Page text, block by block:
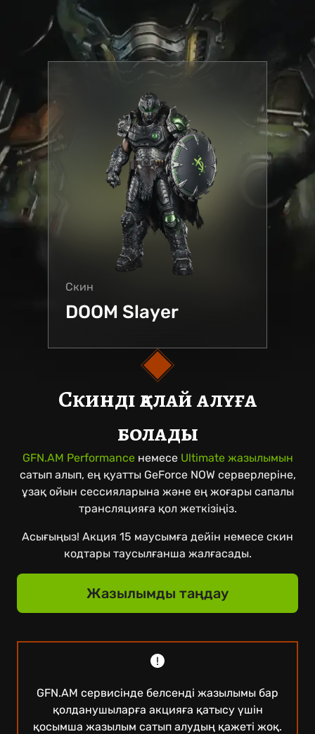
Скин
DOOM Slayer
Скинді қалай алуға
болады
GFN.AM Performanceнемесе Ultimate жазылымын
сатып алып, ең қуатты GeForce NOW серверлеріне,
ұзақ ойын сессияларына және ең жоғары сапалы
трансляцияға қол жеткізіңіз.
Асығыңыз! Акция 15 маусымға дейін немесе скин
кодтары таусылғанша жалғасады.
Жазылымды таңдау
GFN.AM сервисінде белсенді жазылымы бар
қолданушыларға акцияға қатысу үшін
қосымша жазылым сатып алудың қажеті жоқ.